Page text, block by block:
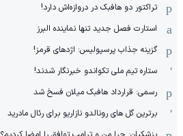
تراکتور دو هافبک در دروازه‌اش دارد!
استارت فصل جدید تنها نماینده البرز
گزینه جذاب پرسپولیس: اژدهای قرمز!
ستاره تیم ملی تکواندو خبرنگار شدند!
رسمی: قرارداد هافبک میلان فسخ شد
برترین گل های رونالدو نازاریو برای رئال مادرید